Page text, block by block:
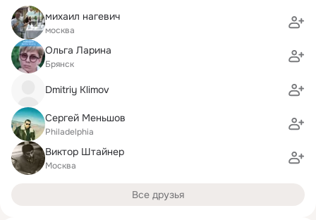
михаил нагевич
москва
Ольга Ларина
Брянск
Dmitriy Klimov
Сергей Меньшов
Philadelphia
Виктор Штайнер
Москва
Все друзья